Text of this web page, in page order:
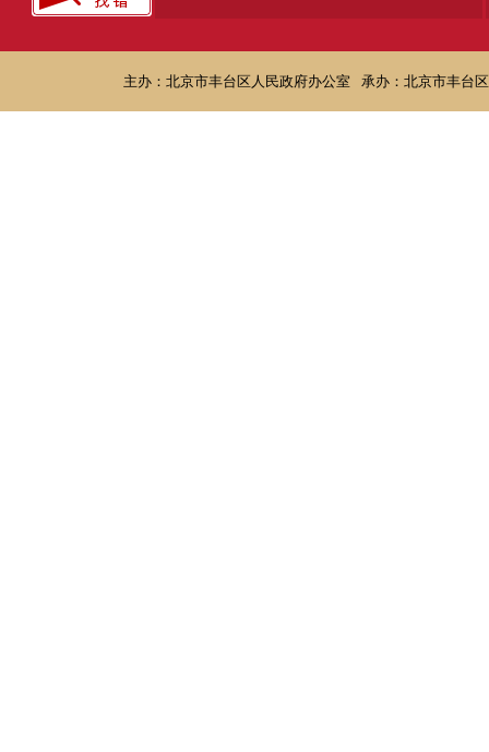
主办：北京市丰台区人民政府办公室 承办：北京市丰台